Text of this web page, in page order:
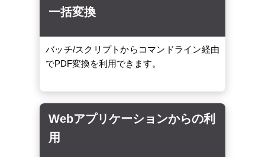
一括変換
バッチ/スクリプトからコマンドライン経由
でPDF変換を利用できます。
Webアプリケーションからの利
用